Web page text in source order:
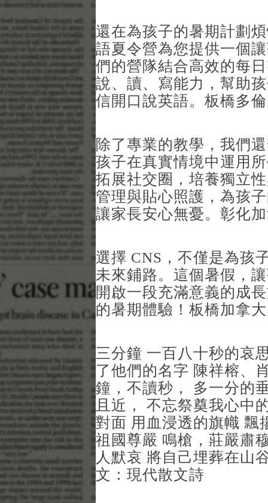
還在為孩子的暑期計劃
語夏令營為您提供一個
們的營隊結合高效的每
說、讀、寫能力，幫助
信開口說英語。板橋多
除了專業的教學，我們
孩子在真實情境中運用
拓展社交圈，培養獨立
管理與貼心照護，為孩
讓家長安心無憂。彰化
選擇 CNS，不僅是為孩
未來鋪路。這個暑假，
開啟一段充滿意義的成
的暑期體驗！板橋加拿
三分鐘 一百八十秒的哀
了他們的名字 陳祥榕、
鐘，不讀秒， 多一分的
且近， 不忘祭奠我心中
對面 用血浸透的旗幟 飄
祖國尊嚴 鳴槍，莊嚴肅
人默哀 將自己埋葬在山
文：現代散文詩